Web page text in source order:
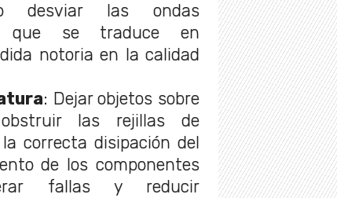
desviar las ondas
que se traduce en
notoria en la calidad
: Dejar objetos sobre
las rejillas de
correcta disipación del
de los componentes
fallas y reducir